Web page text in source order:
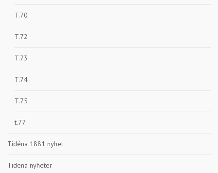
T.70
T.72
T.73
T.74
T.75
t.77
Tidéna 1881 nyhet
Tidena nyheter